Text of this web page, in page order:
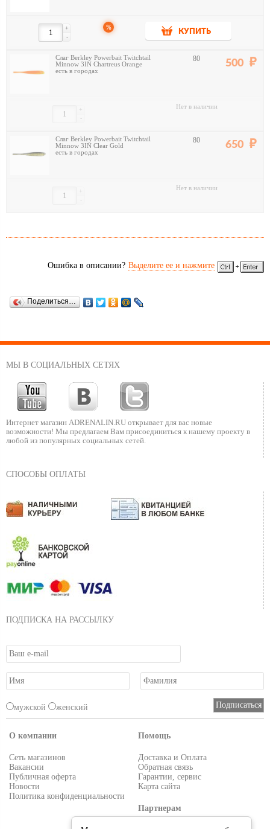
-
+ %
КУПИТЬ
Слаг Berkley Powerbait Twitchtail
Minnow 3IN Chartreus Orange
есть в городах
80 500
-
+ Нет в наличии
Слаг Berkley Powerbait Twitchtail
Minnow 3IN Clear Gold
есть в городах
80 650
-
+ Нет в наличии
Ошибка в описании? Выделите ее и нажмите
Поделиться…
МЫ В СОЦИАЛЬНЫХ СЕТЯХ
Интернет магазин ADRENALIN.RU открывает для вас новые
возможности! Мы предлагаем Вам присоединиться к нашему проекту в
любой из популярных социальных сетей.
СПОСОБЫ ОПЛАТЫ
ПОДПИСКА НА РАССЫЛКУ
мужской женский
О компании
Сеть магазинов
Вакансии
Публичная оферта
Новости
Политика конфиденциальности
Помощь
Доставка и Оплата
Обратная связь
Гарантии, сервис
Карта сайта
Партнерам